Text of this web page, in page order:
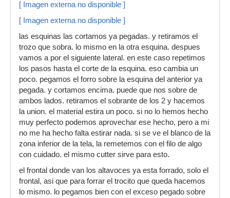
[ Imagen externa no disponible ]
[ Imagen externa no disponible ]
las esquinas las cortamos ya pegadas. y retiramos el
trozo que sobra. lo mismo en la otra esquina. despues
vamos a por el siguiente lateral. en este caso repetimos
los pasos hasta el corte de la esquina. eso cambia un
poco. pegamos el forro sobre la esquina del anterior ya
pegada. y cortamos encima. puede que nos sobre de
ambos lados. retiramos el sobrante de los 2 y hacemos
la union. el material estira un poco. si no lo hemos hecho
muy perfecto podemos aprovechar ese hecho, pero a mi
no me ha hecho falta estirar nada. si se ve el blanco de la
zona inferior de la tela, la remetemos con el filo de algo
con cuidado. el mismo cutter sirve para esto.
el frontal donde van los altavoces ya esta forrado, solo el
frontal, asi que para forrar el trocito que queda hacemos
lo mismo. lo pegamos bien con el exceso pegado sobre